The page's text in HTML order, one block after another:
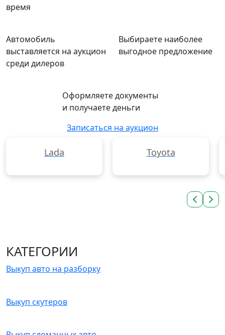
время
Автомобиль
выставляется на аукцион
среди дилеров
Выбираете наиболее
выгодное предложение
Оформляете документы
и получаете деньги
Записаться на аукцион
Lada Toyota
КАТЕГОРИИ
Выкуп авто на разборку
Выкуп скутеров